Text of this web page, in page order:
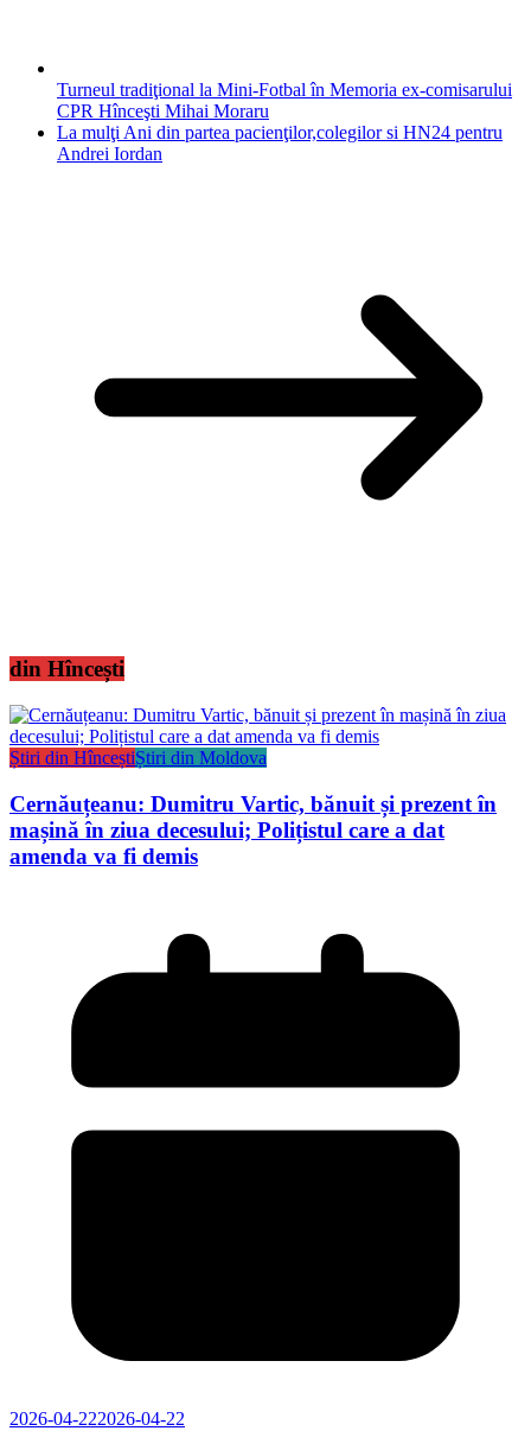
Turneul tradiţional la Mini-Fotbal în Memoria ex-comisarului
CPR Hînceşti Mihai Moraru
La mulţi Ani din partea pacienţilor,colegilor si HN24 pentru
Andrei Iordan
din Hîncești
Știri din HînceștiȘtiri din Moldova
Cernăuțeanu: Dumitru Vartic, bănuit și prezent în
mașină în ziua decesului; Polițistul care a dat
amenda va fi demis
2026-04-222026-04-22